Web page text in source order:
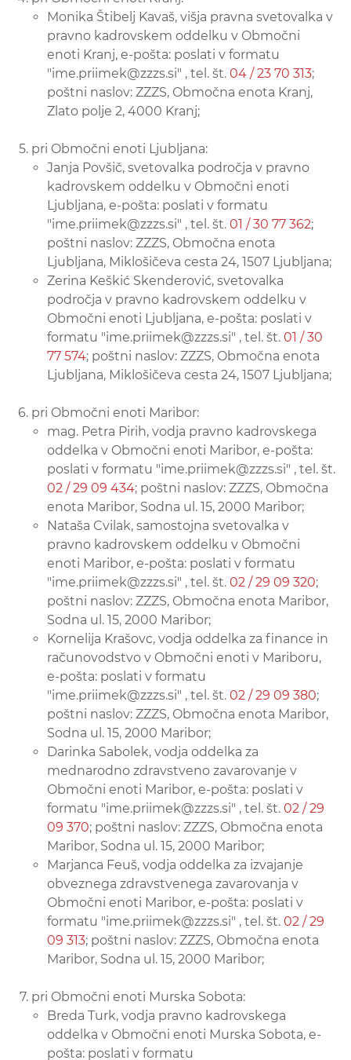
Monika Štibelj Kavaš, višja pravna svetovalka v
pravno kadrovskem oddelku v Območni
enoti Kranj, e-pošta: poslati v formatu
"ime.priimek@zzzs.si" , tel. št. 04 / 23 70 313;
poštni naslov: ZZZS, Območna enota Kranj,
Zlato polje 2, 4000 Kranj;
pri Območni enoti Ljubljana:
Janja Povšič, svetovalka področja v pravno
kadrovskem oddelku v Območni enoti
Ljubljana, e-pošta: poslati v formatu
"ime.priimek@zzzs.si" , tel. št. 01 / 30 77 362;
poštni naslov: ZZZS, Območna enota
Ljubljana, Miklošičeva cesta 24, 1507 Ljubljana;
Zerina Keškić Skenderović, svetovalka
področja v pravno kadrovskem oddelku v
Območni enoti Ljubljana, e-pošta: poslati v
formatu "ime.priimek@zzzs.si" , tel. št. 01 / 30
77 574; poštni naslov: ZZZS, Območna enota
Ljubljana, Miklošičeva cesta 24, 1507 Ljubljana;
pri Območni enoti Maribor:
mag. Petra Pirih, vodja pravno kadrovskega
oddelka v Območni enoti Maribor, e-pošta:
poslati v formatu "ime.priimek@zzzs.si" , tel. št.
02 / 29 09 434; poštni naslov: ZZZS, Območna
enota Maribor, Sodna ul. 15, 2000 Maribor;
Nataša Cvilak, samostojna svetovalka v
pravno kadrovskem oddelku v Območni
enoti Maribor, e-pošta: poslati v formatu
"ime.priimek@zzzs.si" , tel. št. 02 / 29 09 320;
poštni naslov: ZZZS, Območna enota Maribor,
Sodna ul. 15, 2000 Maribor;
Kornelija Krašovc, vodja oddelka za finance in
računovodstvo v Območni enoti v Mariboru,
e-pošta: poslati v formatu
"ime.priimek@zzzs.si" , tel. št. 02 / 29 09 380;
poštni naslov: ZZZS, Območna enota Maribor,
Sodna ul. 15, 2000 Maribor;
Darinka Sabolek, vodja oddelka za
mednarodno zdravstveno zavarovanje v
Območni enoti Maribor, e-pošta: poslati v
formatu "ime.priimek@zzzs.si" , tel. št. 02 / 29
09 370; poštni naslov: ZZZS, Območna enota
Maribor, Sodna ul. 15, 2000 Maribor;
Marjanca Feuš, vodja oddelka za izvajanje
obveznega zdravstvenega zavarovanja v
Območni enoti Maribor, e-pošta: poslati v
formatu "ime.priimek@zzzs.si" , tel. št. 02 / 29
09 313; poštni naslov: ZZZS, Območna enota
Maribor, Sodna ul. 15, 2000 Maribor;
pri Območni enoti Murska Sobota:
Breda Turk, vodja pravno kadrovskega
oddelka v Območni enoti Murska Sobota, e-
pošta: poslati v formatu